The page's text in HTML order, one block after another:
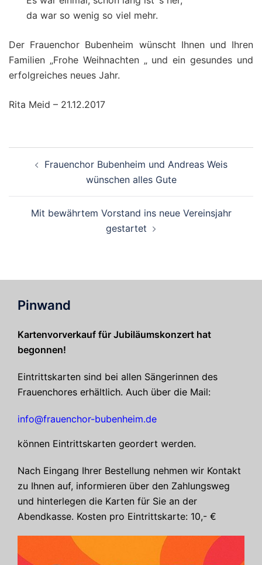
da war so wenig so viel mehr.
Der Frauenchor Bubenheim wünscht Ihnen und Ihren
Familien „Frohe Weihnachten „ und ein gesundes und
erfolgreiches neues Jahr.
Rita Meid – 21.12.2017
Beitragsnavigation
Frauenchor Bubenheim und Andreas Weis
wünschen alles Gute
Mit bewährtem Vorstand ins neue Vereinsjahr
gestartet
Pinwand
Kartenvorverkauf für Jubiläumskonzert hat
begonnen!
Eintrittskarten sind bei allen Sängerinnen des
Frauenchores erhältlich. Auch über die Mail:
info@frauenchor-bubenheim.de
können Eintrittskarten geordert werden.
Nach Eingang Ihrer Bestellung nehmen wir Kontakt
zu Ihnen auf, informieren über den Zahlungsweg
und hinterlegen die Karten für Sie an der
Abendkasse. Kosten pro Eintrittskarte: 10,- €